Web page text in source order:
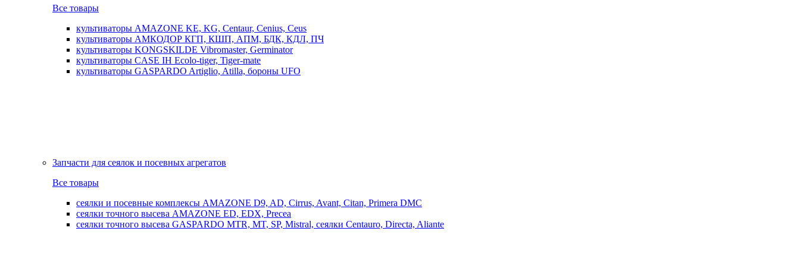
Все товары
культиваторы AMAZONE KE, KG, Centaur, Cenius, Ceus
культиваторы АМКОДОР КГП, КШП, АПМ, БДК, КДЛ, ПЧ
культиваторы KONGSKILDE Vibromaster, Germinator
культиваторы CASE IH Ecolo-tiger, Tiger-mate
культиваторы GASPARDO Artiglio, Atilla, бороны UFO
Запчасти для сеялок и посевных агрегатов
Все товары
сеялки и посевные комплексы AMAZONE D9, AD, Cirrus, Avant, Citan, Primera DMC
сеялки точного высева AMAZONE ED, EDX, Precea
сеялки точного высева GASPARDO MTR, MT, SP, Mistral, сеялки Centauro, Directa, Aliante